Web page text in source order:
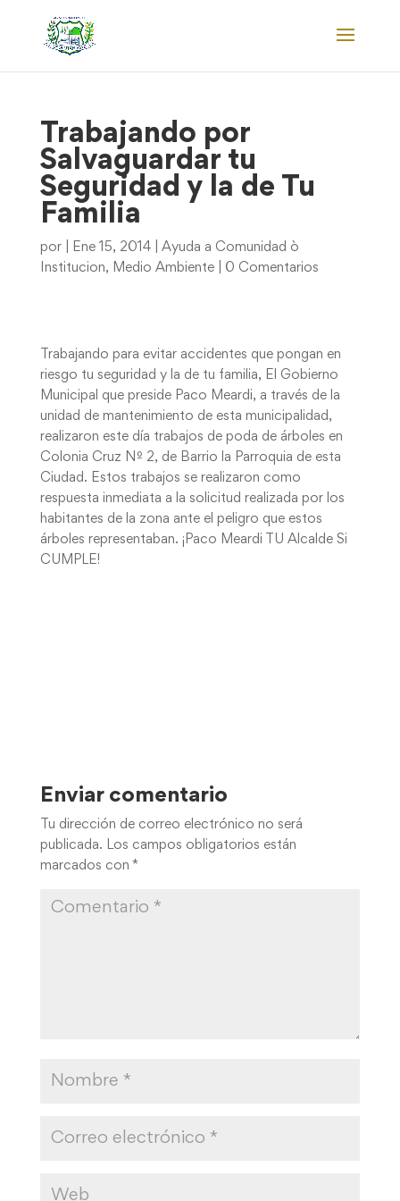
Trabajando por
Salvaguardar tu
Seguridad y la de Tu
Familia
por Ene 15, 2014| Ayuda a Comunidad ò
Institucion, Medio Ambiente| 0 Comentarios
Trabajando para evitar accidentes que pongan en
riesgo tu seguridad y la de tu familia, El Gobierno
Municipal que preside Paco Meardi, a través de la
unidad de mantenimiento de esta municipalidad,
realizaron este día trabajos de poda de árboles en
Colonia Cruz Nº 2, de Barrio la Parroquia de esta
Ciudad. Estos trabajos se realizaron como
respuesta inmediata a la solicitud realizada por los
habitantes de la zona ante el peligro que estos
árboles representaban. ¡Paco Meardi TU Alcalde Si
CUMPLE!
Enviar comentario
Tu dirección de correo electrónico no será
publicada. Los campos obligatorios están
marcados con *